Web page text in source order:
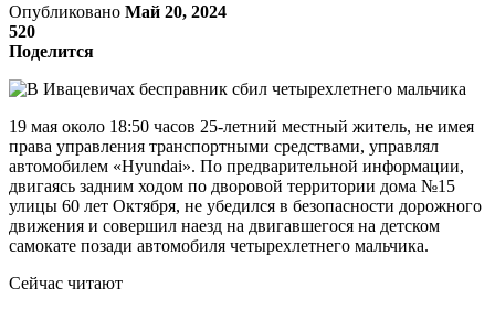
Опубликовано Май 20, 2024
520
Поделится
19 мая около 18:50 часов 25-летний местный житель, не имея
права управления транспортными средствами, управлял
автомобилем «Hyundai». По предварительной информации,
двигаясь задним ходом по дворовой территории дома №15
улицы 60 лет Октября, не убедился в безопасности дорожного
движения и совершил наезд на двигавшегося на детском
самокате позади автомобиля четырехлетнего мальчика.
Сейчас читают